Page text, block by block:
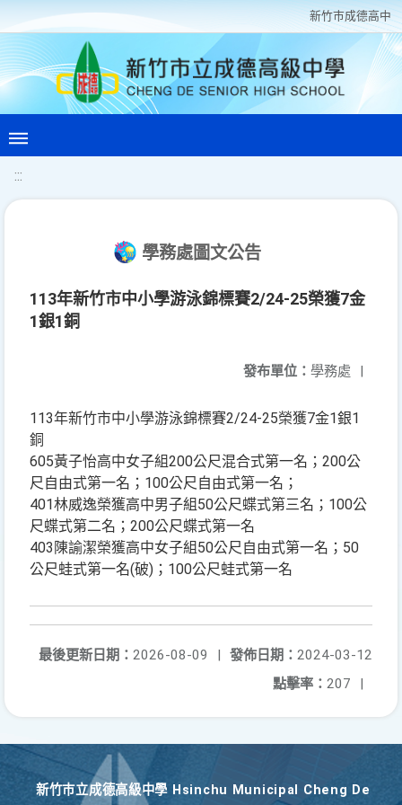
新竹巿成德高中
:::
學務處圖文公告
113年新竹市中小學游泳錦標賽2/24-25榮獲7金
1銀1銅
發布單位： 學務處 |
113年新竹市中小學游泳錦標賽2/24-25榮獲7金1銀1
銅
605黃子怡高中女子組200公尺混合式第一名；200公
尺自由式第一名；100公尺自由式第一名；
401林威逸榮獲高中男子組50公尺蝶式第三名；100公
尺蝶式第二名；200公尺蝶式第一名
403陳諭潔榮獲高中女子組50公尺自由式第一名；50
公尺蛙式第一名(破)；100公尺蛙式第一名
發佈日期： 2024-03-12
最後更新日期： 2026-08-09
|
點擊率： 207 |
新竹巿立成德高級中學 Hsinchu Municipal Cheng De